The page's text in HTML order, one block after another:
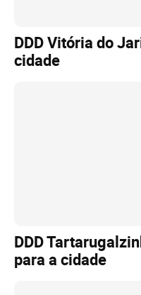
DDD Vitória do
cidade
DDD
para a cidade